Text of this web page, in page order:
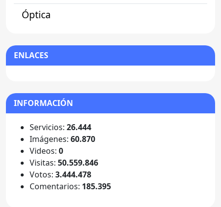
Óptica
ENLACES
INFORMACIÓN
Servicios: 26.444
Imágenes: 60.870
Videos: 0
Visitas: 50.559.846
Votos: 3.444.478
Comentarios: 185.395